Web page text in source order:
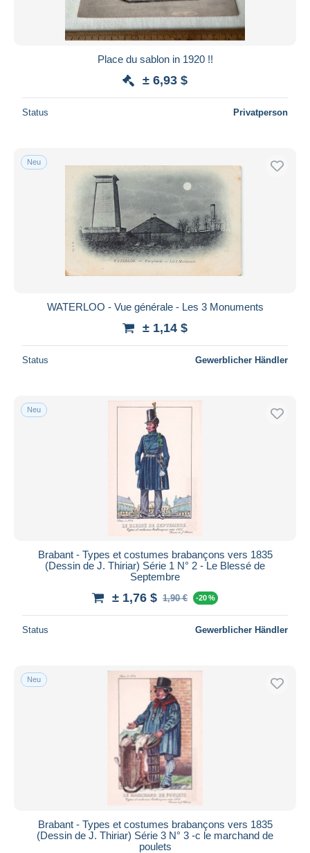
Place du sablon in 1920 !!
± 6,93 $
Status Privatperson
Neu
WATERLOO - Vue générale - Les 3 Monuments
± 1,14 $
Status Gewerblicher Händler
Neu
Brabant - Types et costumes brabançons vers 1835
(Dessin de J. Thiriar) Série 1 N° 2 - Le Blessé de
Septembre
± 1,76 $ 1,90 € -20 %
Status Gewerblicher Händler
Neu
Brabant - Types et costumes brabançons vers 1835
(Dessin de J. Thiriar) Série 3 N° 3 -c le marchand de
poulets